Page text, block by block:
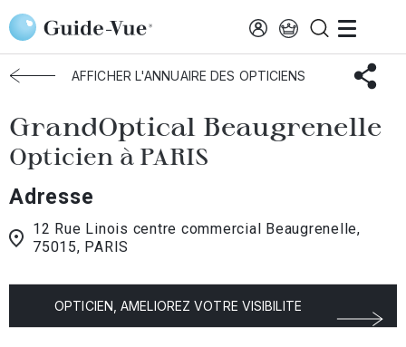
Aller au contenu principal
Accueil Choisir mon opticien GrandOptical Beaugrenelle
AFFICHER L'ANNUAIRE DES OPTICIENS
GrandOptical Beaugrenelle
Opticien à PARIS
Adresse
12 Rue Linois centre commercial Beaugrenelle,
75015, PARIS
OPTICIEN, AMELIOREZ VOTRE VISIBILITE